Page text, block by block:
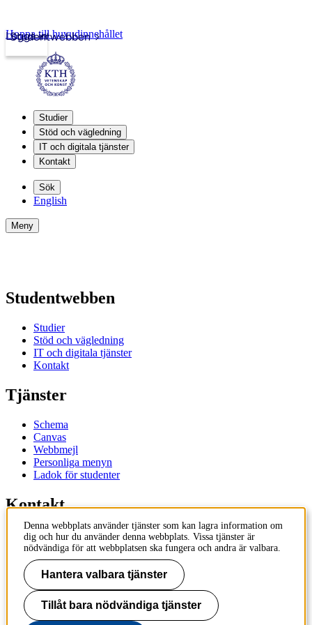
Studentwebben
Logga in
Hoppa till huvudinnehållet
Studier
Stöd och vägledning
IT och digitala tjänster
Kontakt
Sök
English
Meny
Studentwebben
Studier
Stöd och vägledning
IT och digitala tjänster
Kontakt
Tjänster
Schema
Canvas
Webbmejl
Personliga menyn
Ladok för studenter
Kontakt
Kontakta utbildningsprogram
Kontakta kurs
IT-support
KTH Entré
KTH
100 44 Stockholm
Denna webbplats använder tjänster som kan lagra information om
dig och hur du använder denna webbplats. Vissa tjänster är
nödvändiga för att webbplatsen ska fungera och andra är valbara.
Hantera valbara tjänster
Tillåt bara nödvändiga tjänster